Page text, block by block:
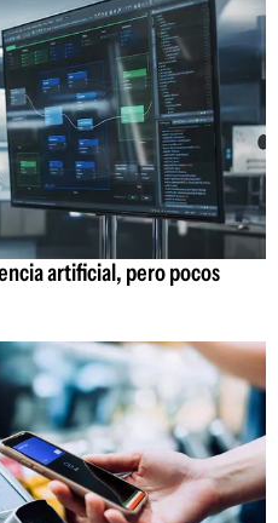
artificial, pero pocos